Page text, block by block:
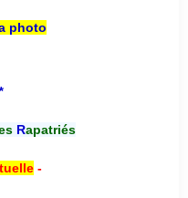
photo
Rapatriés
-